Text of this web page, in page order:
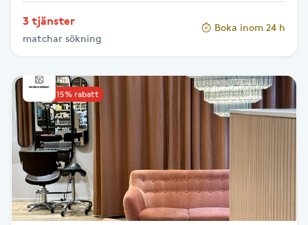
Ombre
Ombre brows
Ombre naglar
Optiker
Ortobionomi
3 tjänster
matchar sökning
Boka inom 24 h
Upp till 15% rabatt